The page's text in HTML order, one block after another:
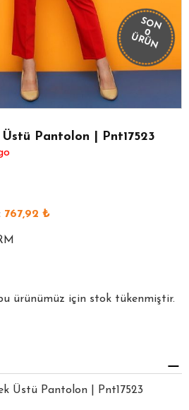
SON
0
ÜRÜN
Üstü Pantolon | Pnt17523
767,92 ₺
ürünümüz için stok tükenmiştir.
Üstü Pantolon | Pnt17523